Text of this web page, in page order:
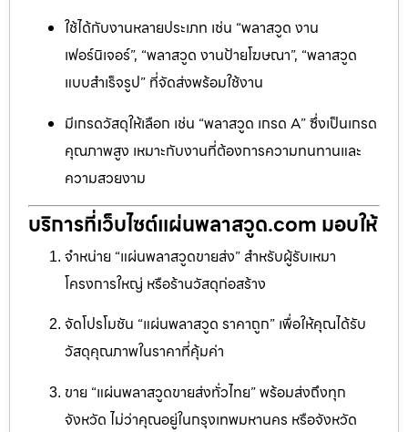
ใช้ได้กับงานหลายประเภท เช่น “พลาสวูด งาน
เฟอร์นิเจอร์”, “พลาสวูด งานป้ายโฆษณา”, “พลาสวูด
แบบสำเร็จรูป” ที่จัดส่งพร้อมใช้งาน
มีเกรดวัสดุให้เลือก เช่น “พลาสวูด เกรด A” ซึ่งเป็นเกรด
คุณภาพสูง เหมาะกับงานที่ต้องการความทนทานและ
ความสวยงาม
บริการที่เว็บไซต์แผ่นพลาสวูด.com มอบให้
จำหน่าย “แผ่นพลาสวูดขายส่ง” สำหรับผู้รับเหมา
โครงการใหญ่ หรือร้านวัสดุก่อสร้าง
จัดโปรโมชัน “แผ่นพลาสวูด ราคาถูก” เพื่อให้คุณได้รับ
วัสดุคุณภาพในราคาที่คุ้มค่า
ขาย “แผ่นพลาสวูดขายส่งทั่วไทย” พร้อมส่งถึงทุก
จังหวัด ไม่ว่าคุณอยู่ในกรุงเทพมหานคร หรือจังหวัด